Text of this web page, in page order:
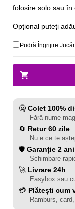
folosire solo sau în
Opțional puteți
Pudră Îngrijire
🤐 Colet 100%
Fără nume
🔄 Retur 60 zile
Nu e ce te
🛡️ Garanție 2 ani
Schimbare
🚀 Livrare 24h
Easybox sau
💳 Plătești cum
Ramburs,